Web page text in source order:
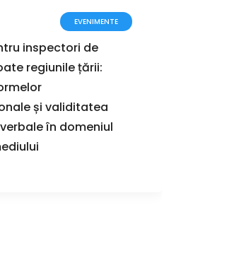
EVENIMENTE
inspectori de
regiunile țării:
și validitatea
în domeniul